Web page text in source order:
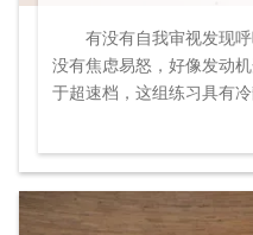
有没有自我审视发现
没有焦虑易怒，好像发动
于超速档，这组练习具有